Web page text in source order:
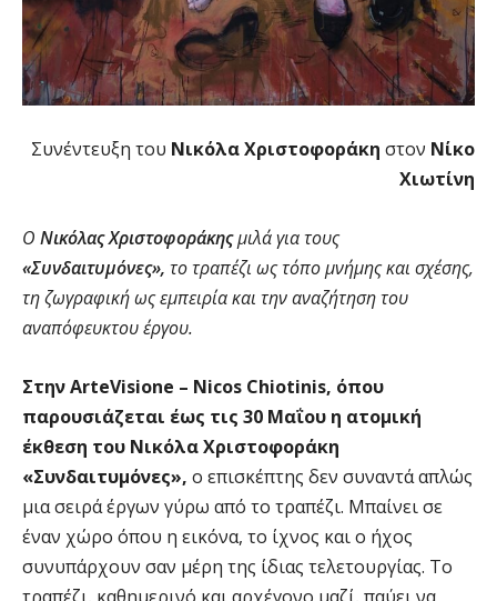
Συνέντευξη του Νικόλα Χριστοφοράκη στον Νίκο
Χιωτίνη
Ο Νικόλας Χριστοφοράκηςμιλά για τους
«Συνδαιτυμόνες», το τραπέζι ως τόπο μνήμης και σχέσης,
τη ζωγραφική ως εμπειρία και την αναζήτηση του
αναπόφευκτου έργου.
Στην ArteVisione – Nicos Chiotinis, όπου
παρουσιάζεται έως τις 30 Μαΐου η ατομική
έκθεση του Νικόλα Χριστοφοράκη
«Συνδαιτυμόνες», ο επισκέπτης δεν συναντά απλώς
μια σειρά έργων γύρω από το τραπέζι. Μπαίνει σε
έναν χώρο όπου η εικόνα, το ίχνος και ο ήχος
συνυπάρχουν σαν μέρη της ίδιας τελετουργίας. Το